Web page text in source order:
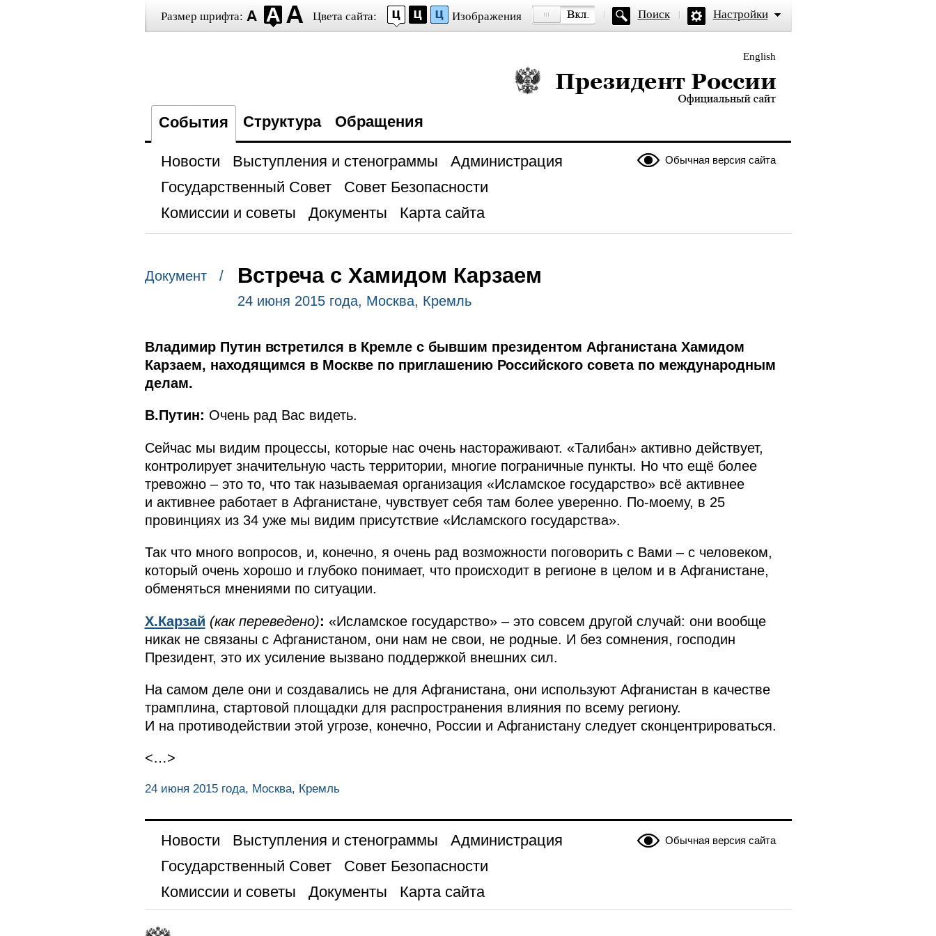
Размер шрифта: Цвета сайта: Изображения Поиск Настройки
English
Президент России — официальный сайт
События Структура Обращения
Обычная версия сайта
Новости Выступления и стенограммы
Администрация
Государственный Совет
Совет Безопасности
Комиссии и советы
Документы Карта сайта
Документ / Встреча с Хамидом Карзаем
24 июня 2015 года, Москва, Кремль
Владимир Путин встретился в Кремле с бывшим президентом Афганистана Хамидом
Карзаем, находящимся в Москве по приглашению Российского совета по международным
делам.
В.Путин: Очень рад Вас видеть.
Сейчас мы видим процессы, которые нас очень настораживают. «Талибан» активно действует,
контролирует значительную часть территории, многие пограничные пункты. Но что ещё более
тревожно – это то, что так называемая организация «Исламское государство» всё активнее
и активнее работает в Афганистане, чувствует себя там более уверенно. По‑моему, в 25
провинциях из 34 уже мы видим присутствие «Исламского государства».
Так что много вопросов, и, конечно, я очень рад возможности поговорить с Вами – с человеком,
который очень хорошо и глубоко понимает, что происходит в регионе в целом и в Афганистане,
обменяться мнениями по ситуации.
Х.Карзай (как переведено): «Исламское государство» – это совсем другой случай: они вообще
никак не связаны с Афганистаном, они нам не свои, не родные. И без сомнения, господин
Президент, это их усиление вызвано поддержкой внешних сил.
На самом деле они и создавались не для Афганистана, они используют Афганистан в качестве
трамплина, стартовой площадки для распространения влияния по всему региону.
И на противодействии этой угрозе, конечно, России и Афганистану следует сконцентрироваться.
<…>
24 июня 2015 года, Москва, Кремль
Обычная версия сайта
Новости Выступления и стенограммы
Администрация
Государственный Совет
Совет Безопасности
Комиссии и советы
Документы Карта сайта